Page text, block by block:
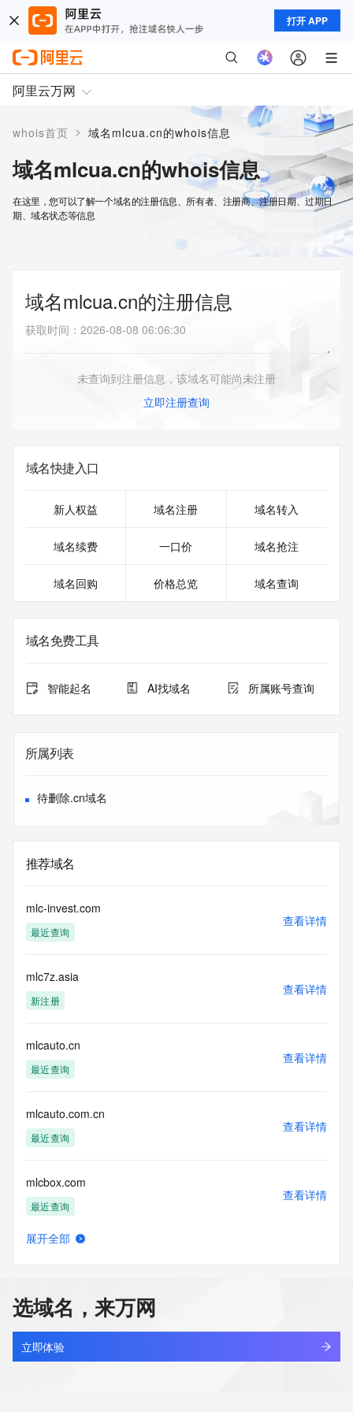
打开 APP
阿里云万网
whois首页 > 域名mlcua.cn的whois信息
域名mlcua.cn的whois信息
在这里，您可以了解一个域名的注册信息、所有者、注册商、注册日期、过期日
期、域名状态等信息
域名mlcua.cn的注册信息
获取时间 ： 2026-08-08 06:06:30
未查询到注册信息，该域名可能尚未注册
立即注册查询
域名快捷入口
新人权益 域名注册 域名转入
域名续费 一口价 域名抢注
域名回购 价格总览 域名查询
域名免费工具
智能起名 AI找域名 所属账号查询
所属列表
待删除.cn域名
推荐域名
mlc-invest.com
最近查询
查看详情
mlc7z.asia
新注册
查看详情
mlcauto.cn
最近查询
查看详情
mlcauto.com.cn
最近查询
查看详情
mlcbox.com
最近查询
查看详情
mlccind.com
最近查询
查看详情
展开全部
选域名，来万网
立即体验